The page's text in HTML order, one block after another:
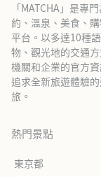
「MATCHA」是專
約、溫泉、美食、
平台。以多達10種
物、觀光地的交通
機關和企業的官方
追求全新旅遊體驗
旅。
熱門景點
東京都